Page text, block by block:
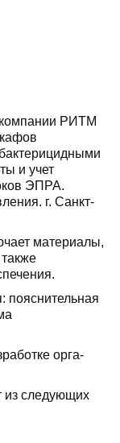
РИТМ
и учет
ЭПРА.
г. Санкт-
материалы,
орга­
сле­дующих